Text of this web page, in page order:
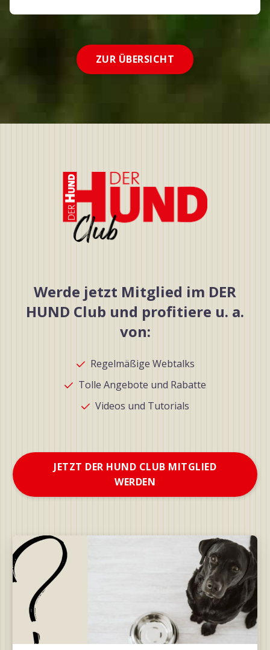
ZUR ÜBERSICHT
Werde jetzt Mitglied im DER
HUND Club und profitiere u. a.
von:
Regelmäßige Webtalks
Tolle Angebote und Rabatte
Videos und Tutorials
JETZT DER HUND CLUB MITGLIED
WERDEN